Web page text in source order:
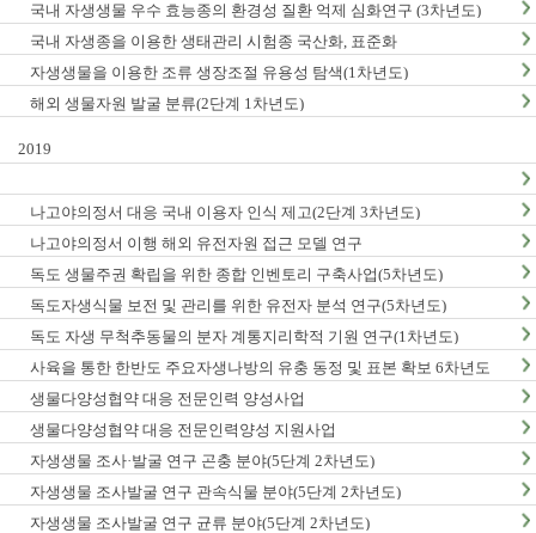
국내 자생생물 우수 효능종의 환경성 질환 억제 심화연구 (3차년도)
국내 자생종을 이용한 생태관리 시험종 국산화, 표준화
자생생물을 이용한 조류 생장조절 유용성 탐색(1차년도)
해외 생물자원 발굴 분류(2단계 1차년도)
2019
나고야의정서 대응 국내 이용자 인식 제고(2단계 3차년도)
나고야의정서 이행 해외 유전자원 접근 모델 연구
독도 생물주권 확립을 위한 종합 인벤토리 구축사업(5차년도)
독도자생식물 보전 및 관리를 위한 유전자 분석 연구(5차년도)
독도 자생 무척추동물의 분자 계통지리학적 기원 연구(1차년도)
사육을 통한 한반도 주요자생나방의 유충 동정 및 표본 확보 6차년도
생물다양성협약 대응 전문인력 양성사업
생물다양성협약 대응 전문인력양성 지원사업
자생생물 조사·발굴 연구 곤충 분야(5단계 2차년도)
자생생물 조사발굴 연구 관속식물 분야(5단계 2차년도)
자생생물 조사발굴 연구 균류 분야(5단계 2차년도)